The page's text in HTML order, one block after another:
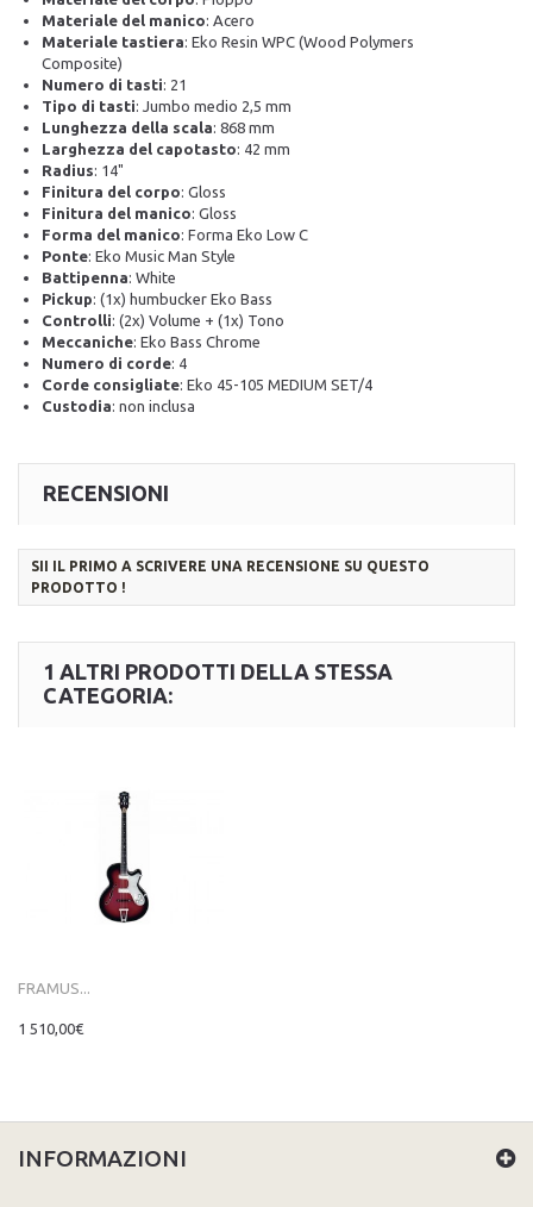
Materiale del manico: Acero
Materiale tastiera: Eko Resin WPC (Wood Polymers
Composite)
Numero di tasti: 21
Tipo di tasti: Jumbo medio 2,5 mm
Lunghezza della scala: 868 mm
Larghezza del capotasto: 42 mm
Radius: 14"
Finitura del corpo: Gloss
Finitura del manico: Gloss
Forma del manico: Forma Eko Low C
Ponte: Eko Music Man Style
Battipenna: White
Pickup: (1x) humbucker Eko Bass
Controlli: (2x) Volume + (1x) Tono
Meccaniche: Eko Bass Chrome
Numero di corde: 4
Corde consigliate: Eko 45-105 MEDIUM SET/4
Custodia: non inclusa
RECENSIONI
SII IL PRIMO A SCRIVERE UNA RECENSIONE SU QUESTO
PRODOTTO !
1 ALTRI PRODOTTI DELLA STESSA
CATEGORIA:
FRAMUS...
1 510,00€
INFORMAZIONI